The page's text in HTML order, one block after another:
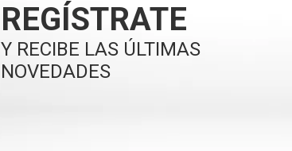
REGÍSTRATE
Y RECIBE LAS ÚLTIMAS
NOVEDADES